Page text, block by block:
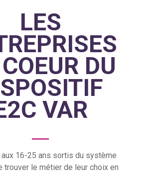
LES
DU
VAR
aux 16-25 ans sortis du système
trouver le métier de leur choix en